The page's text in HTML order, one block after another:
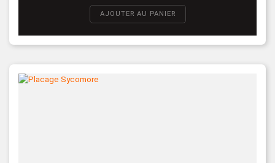
AJOUTER AU PANIER